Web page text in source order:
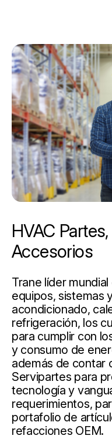
HVAC
Accesorios
Trane líder
equipos, sistemas
acondicionado,
refrigeración, los
para cumplir con
y consumo de
además de contar
Servipartes para
tecnología y
requerimientos,
portafolio de
refacciones OEM.